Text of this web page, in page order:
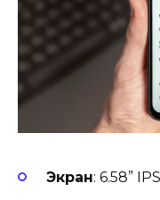
Экран: 6.58”